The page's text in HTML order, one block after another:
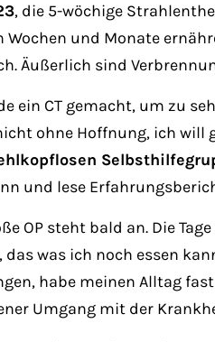
, die 5-wöchige
und Monate
Äußerlich sind
ein CT gemacht, um zu
ohne Hoffnung, ich will
und lese
OP steht bald an. Die
das was ich noch essen
habe meinen Alltag
Umgang mit der